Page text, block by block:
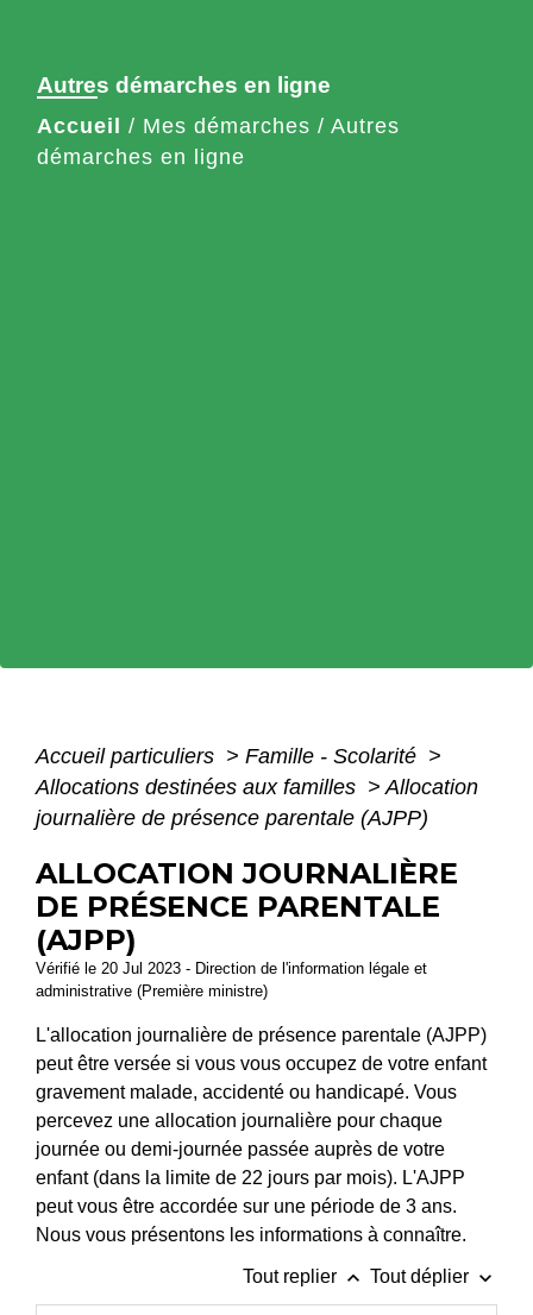
Autres démarches en ligne
Accueil / Mes démarches / Autres
démarches en ligne
Accueil particuliers > Famille - Scolarité >
Allocations destinées aux familles > Allocation
journalière de présence parentale (AJPP)
ALLOCATION JOURNALIÈRE
DE PRÉSENCE PARENTALE
(AJPP)
Vérifié le 20 Jul 2023 - Direction de l'information légale et
administrative (Première ministre)
L'allocation journalière de présence parentale (AJPP)
peut être versée si vous vous occupez de votre enfant
gravement malade, accidenté ou handicapé. Vous
percevez une allocation journalière pour chaque
journée ou demi-journée passée auprès de votre
enfant (dans la limite de 22 jours par mois). L'AJPP
peut vous être accordée sur une période de 3 ans.
Nous vous présentons les informations à connaître.
Tout replier keyboard_arrow_up Tout déplier keyboard_arrow_down